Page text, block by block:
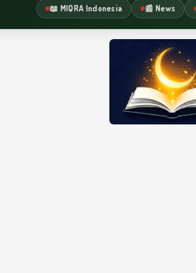
📖 MIQRA Indonesia
📰 News